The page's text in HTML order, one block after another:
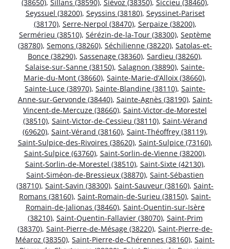
(38650), Sillans (38590), Siévoz (38350), Siccieu (38460),
Seyssuel (38200), Seyssins (38180), Seyssinet-Pariset
(38170), Serre-Nerpol (38470), Serpaize (38200),
Sermérieu (38510), Sérézin-de-la-Tour (38300), Septème
(38780), Semons (38260), Séchilienne (38220), Satolas-et-
Bonce (38290), Sassenage (38360), Sardieu (38260),
Salaise-sur-Sanne (38150), Salagnon (38890), Sainte-
Marie-du-Mont (38660), Sainte-Marie-d’Alloix (38660),
Sainte-Luce (38970), Sainte-Blandine (38110), Sainte-
Anne-sur-Gervonde (38440), Sainte-Agnès (38190), Saint-
Vincent-de-Mercuze (38660), Saint-Victor-de-Morestel
(38510), Saint-Victor-de-Cessieu (38110), Saint-Vérand
(69620), Saint-Vérand (38160), Saint-Théoffrey (38119),
Saint-Sulpice-des-Rivoires (38620), Saint-Sulpice (73160),
Saint-Sulpice (63760), Saint-Sorlin-de-Vienne (38200),
Saint-Sorlin-de-Morestel (38510), Saint-Sixte (42130),
Saint-Siméon-de-Bressieux (38870), Saint-Sébastien
(38710), Saint-Savin (38300), Saint-Sauveur (38160), Saint-
Romans (38160), Saint-Romain-de-Surieu (38150), Saint-
Romain-de-Jalionas (38460), Saint-Quentin-sur-Isère
(38210), Saint-Quentin-Fallavier (38070), Saint-Prim
(38370), Saint-Pierre-de-Mésage (38220), Saint-Pierre-de-
Méaroz (38350), Saint-Pierre-de-Chérennes (38160), Saint-